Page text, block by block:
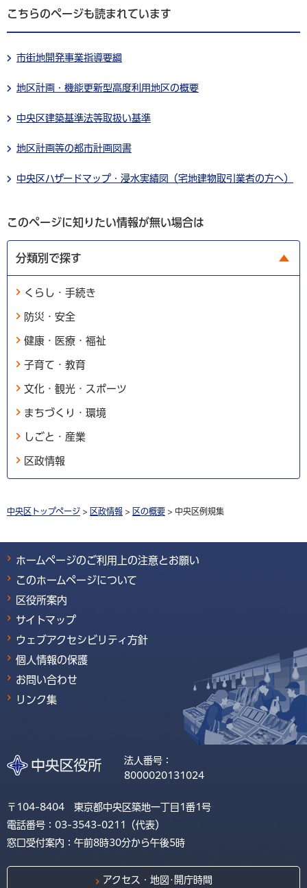
こちらのページも読まれています
市街地開発事業指導要綱
地区計画・機能更新型高度利用地区の概要
中央区建築基準法等取扱い基準
地区計画等の都市計画図書
中央区ハザードマップ・浸水実績図（宅地建物取引業者の方へ）
このページに知りたい情報が無い場合は
分類別で探す
くらし・手続き
防災・安全
健康・医療・福祉
子育て・教育
文化・観光・スポーツ
まちづくり・環境
しごと・産業
区政情報
中央区トップページ > 区政情報 > 区の概要 > 中央区例規集
ホームページのご利用上の注意とお願い
このホームページについて
区役所案内
サイトマップ
ウェブアクセシビリティ方針
個人情報の保護
お問い合わせ
リンク集
法人番号：
8000020131024
〒104-8404 東京都中央区築地一丁目1番1号
電話番号：03-3543-0211（代表）
窓口受付案内：午前8時30分から午後5時
アクセス・地図･開庁時間